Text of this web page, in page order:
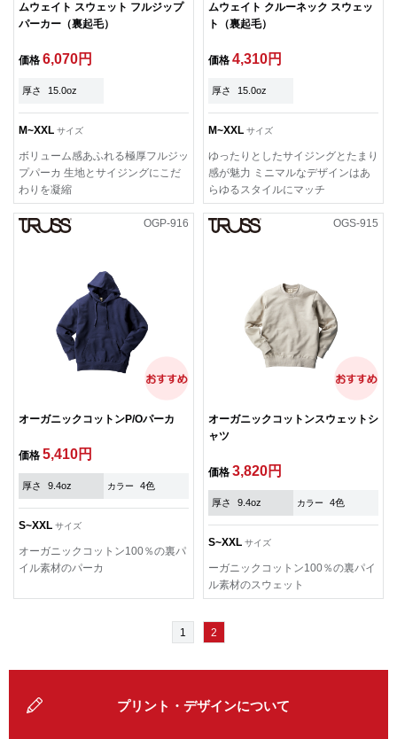
ムウェイト スウェット フルジップ
パーカー（裏起毛）
価格 6,070円
厚さ 15.0oz
M~XXL サイズ
ボリューム感あふれる極厚フルジッ
プパーカ 生地とサイジングにこだ
わりを凝縮
ムウェイト クルーネック スウェッ
ト（裏起毛）
価格 4,310円
厚さ 15.0oz
M~XXL サイズ
ゆったりとしたサイジングとたまり
感が魅力 ミニマルなデザインはあ
らゆるスタイルにマッチ
OGP-916
オーガニックコットンP/Oパーカ
価格 5,410円
厚さ 9.4oz カラー 4色
S~XXL サイズ
オーガニックコットン100％の裏パ
イル素材のパーカ
OGS-915
オーガニックコットンスウェットシ
ャツ
価格 3,820円
厚さ 9.4oz カラー 4色
S~XXL サイズ
ーガニックコットン100％の裏パイ
ル素材のスウェット
1 2
プリント・デザインについて